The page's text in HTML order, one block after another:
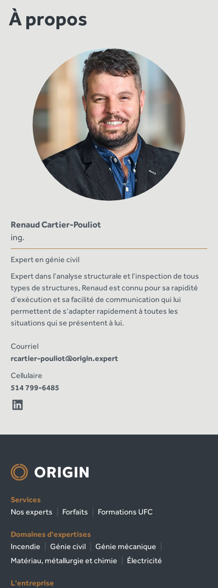
À propos
Renaud Cartier-Pouliot
ing.
Expert en génie civil
Expert dans l’analyse structurale et l’inspection de tous
types de structures, Renaud est connu pour sa rapidité
d’exécution et sa facilité de communication qui lui
permettent de s’adapter rapidement à toutes les
situations qui se présentent à lui.
Courriel
rcartier-pouliot@origin.expert
Cellulaire
514 799-6485
Services
Nos experts
Forfaits Formations UFC
Domaines d'expertises
Incendie
Génie civil
Génie mécanique
Matériau, métallurgie et chimie
Électricité
L'entreprise